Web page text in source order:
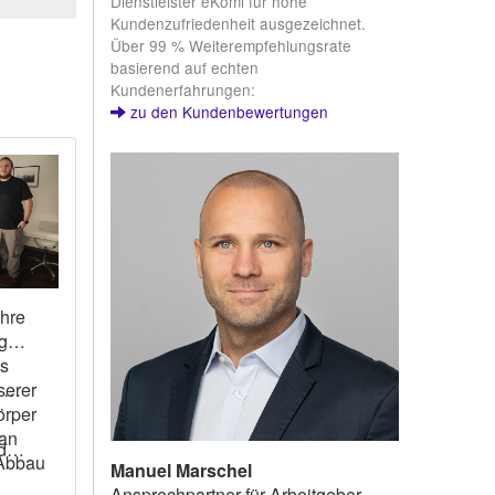
Kundenzufriedenheit ausgezeichnet.
Über 99 % Weiterempfehlungsrate
basierend auf echten
Kundenerfahrungen:
zu den Kundenbewertungen
Manuel Marschel